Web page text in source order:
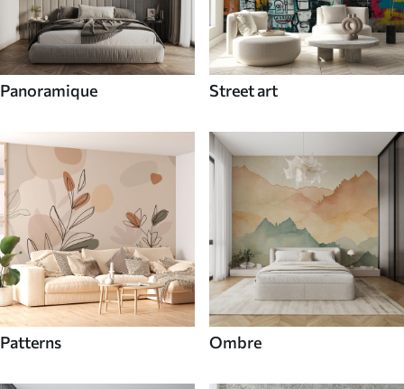
Panoramique Street art
Patterns Ombre